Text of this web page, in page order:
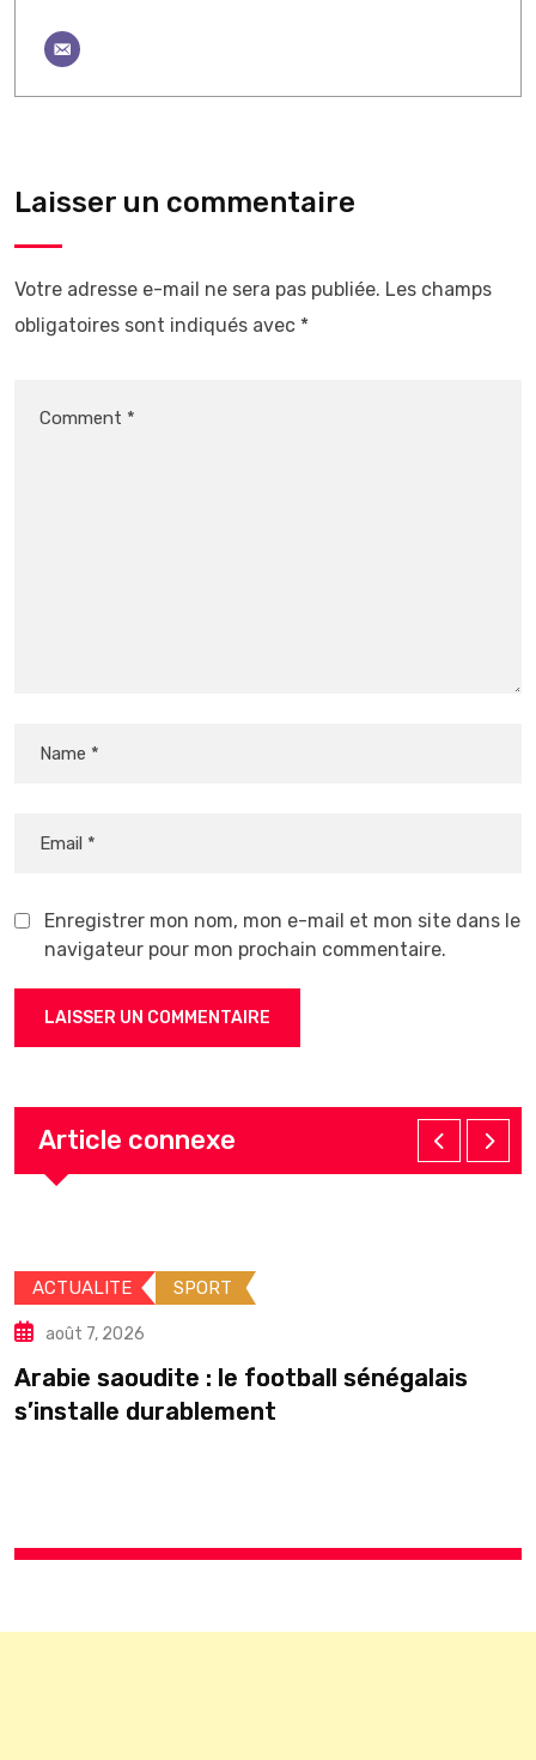
Laisser un commentaire
Votre adresse e-mail ne sera pas publiée. Les champs
obligatoires sont indiqués avec *
Enregistrer mon nom, mon e-mail et mon site dans le
navigateur pour mon prochain commentaire.
Article connexe
ACTUALITE SPORT
août 7, 2026
Arabie saoudite : le football sénégalais
s’installe durablement